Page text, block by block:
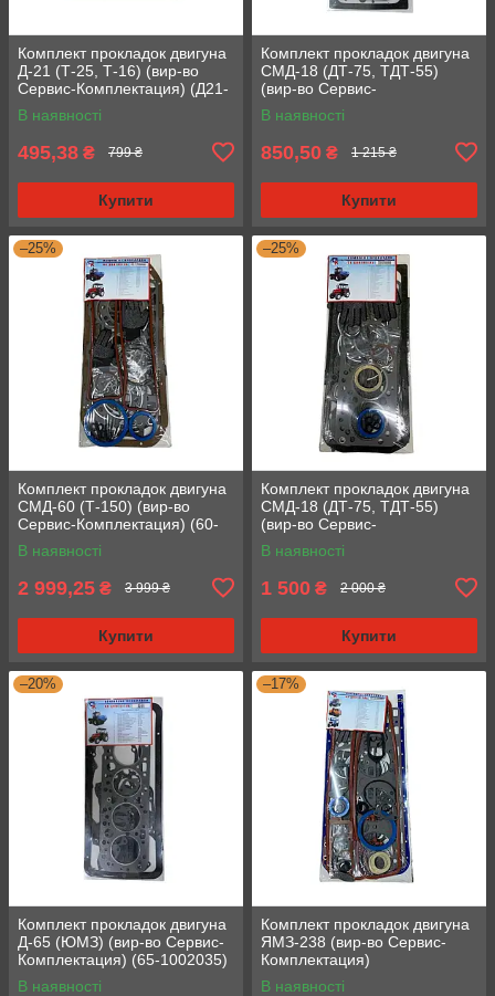
Комплект прокладок двигуна
Д-21 (Т-25, Т-16) (вир-во
Сервис-Комплектация) (Д21-
1002035) (Стандарт)
В наявності
495,38 ₴ 799 ₴
Купити
Комплект прокладок двигуна
СМД-18 (ДТ-75, ТДТ-55)
(вир-во Сервис-
Комплектация) (18-1002035)
(Стандарт)
В наявності
850,50 ₴ 1 215 ₴
Купити
–25%
Комплект прокладок двигуна
СМД-60 (Т-150) (вир-во
Сервис-Комплектация) (60-
1002035-Р)
В наявності
2 999,25 ₴ 3 999 ₴
Купити
–25%
Комплект прокладок двигуна
СМД-18 (ДТ-75, ТДТ-55)
(вир-во Сервис-
Комплектация) (18-1002035-
Р) (Ремонтнік)
В наявності
1 500 ₴ 2 000 ₴
Купити
–20%
Комплект прокладок двигуна
Д-65 (ЮМЗ) (вир-во Сервис-
Комплектация) (65-1002035)
(Стандарт)
В наявності
–17%
Комплект прокладок двигуна
ЯМЗ-238 (вир-во Сервис-
Комплектация)
В наявності